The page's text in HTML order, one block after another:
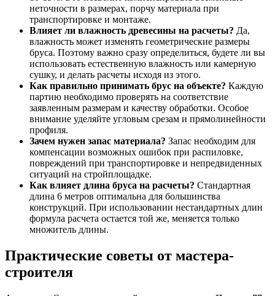
неточности в размерах, порчу материала при
транспортировке и монтаже.
Влияет ли влажность древесины на расчеты? Да,
влажность может изменять геометрические размеры
бруса. Поэтому важно сразу определиться, будете ли вы
использовать естественную влажность или камерную
сушку, и делать расчеты исходя из этого.
Как правильно принимать брус на объекте? Каждую
партию необходимо проверять на соответствие
заявленным размерам и качеству обработки. Особое
внимание уделяйте угловым срезам и прямолинейности
профиля.
Зачем нужен запас материала? Запас необходим для
компенсации возможных ошибок при распиловке,
повреждений при транспортировке и непредвиденных
ситуаций на стройплощадке.
Как влияет длина бруса на расчеты? Стандартная
длина 6 метров оптимальна для большинства
конструкций. При использовании нестандартных длин
формула расчета остается той же, меняется только
множитель длины.
Практические советы от мастера-
строителя